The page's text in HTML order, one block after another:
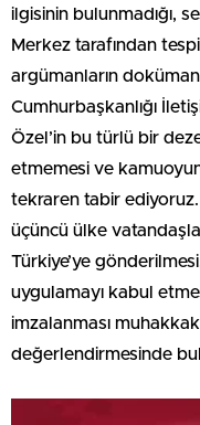
ilgisinin bulunmadığı,
Merkez tarafından
argümanların
Cumhurbaşkanlığı
Özel’in bu türlü bir
etmemesi ve
tekraren tabir ediyoruz.
üçüncü ülke
Türkiye’ye
uygulamayı kabul
imzalanması
değerlendirmesinde